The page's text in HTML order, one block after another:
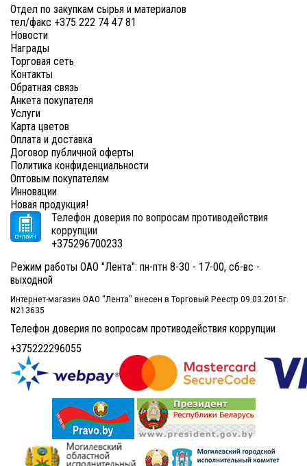
Отдел по закупкам сырья и материалов
тел/факс +375 222 74 47 81
Новости
Награды
Торговая сеть
Контакты
Обратная связь
Анкета покупателя
Услуги
Карта цветов
Оплата и доставка
Договор публичной оферты
Политика конфиденциальности
Оптовым покупателям
Инновации
Новая продукция!
Телефон доверия по вопросам противодействия
коррупции
+375296700233
Режим работы ОАО "Лента": пн-птн 8-30 - 17-00, сб-вс -
выходной
Интернет-магазин ОАО "Лента" внесен в Торговый Реестр 09.03.2015г.
N213635
Телефон доверия по вопросам противодействия коррупции
+375222296055